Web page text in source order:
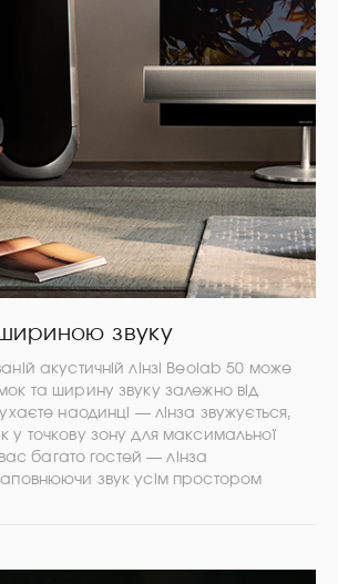
звуку
акустичній лінзі Beolab 50 може
та ширину звуку залежно від
наодинці — лінза звужується,
у точкову зону для максимальної
вас багато гостей — лінза
звук усім простором